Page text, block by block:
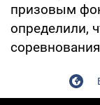
призовым
определили,